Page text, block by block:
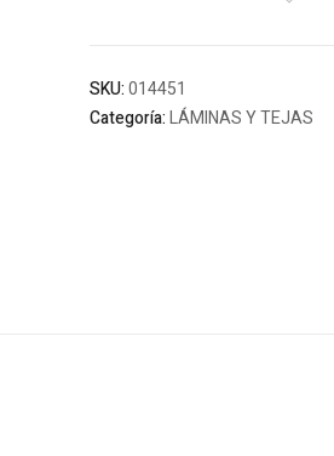
SKU:014451
Categoría:LÁMINAS Y TEJAS